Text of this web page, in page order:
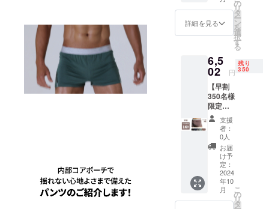
ストグ
リーン
forest
ウン
cocoa
サイズ
(インチ)
: Ｍ 28-
30, Ｌ
31-33,
XＬ 34-
36, XXL
37-39
腰 - M
34cm /
L 36cm
/ XL
38cm /
■一般販
売予定
価格
7,740円
途) ■カ
ラー：5
色から
択選3枚
1. ブ
ラック
black 2.
ネイ
ビー
navy 3.
グレー
grey 4.
フォレ
ストグ
リーン
forest
詳細を見る
の
リ
タ
ー
ン
を
選
択
す
る
6,5
02 円
残り
350
【早割
350名様
限定】
男の重
心を取
る! 揺れ
ない安
らぎ
「コア
テック
パン
ツ」3枚
■一般販
支援
者：
0人
お届
け予
定：
2024
年10
月
こ
の
リ
タ